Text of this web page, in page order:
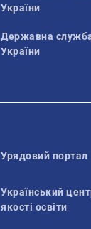
України
Державна служба
України
Урядовий портал
Український
якості освіти